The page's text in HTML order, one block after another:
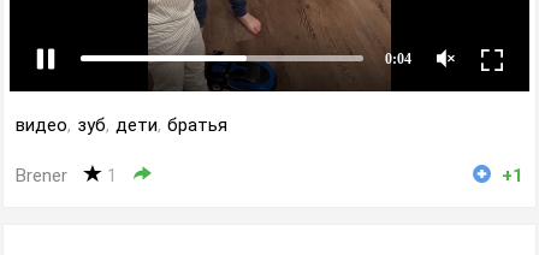
видео, зуб, дети, братья
Brener 1 +1